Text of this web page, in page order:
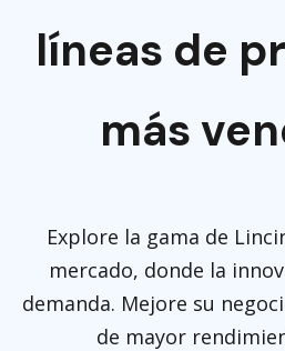
líneas de
más
Explore la gama de
mercado, donde la
demanda. Mejore su
de mayor